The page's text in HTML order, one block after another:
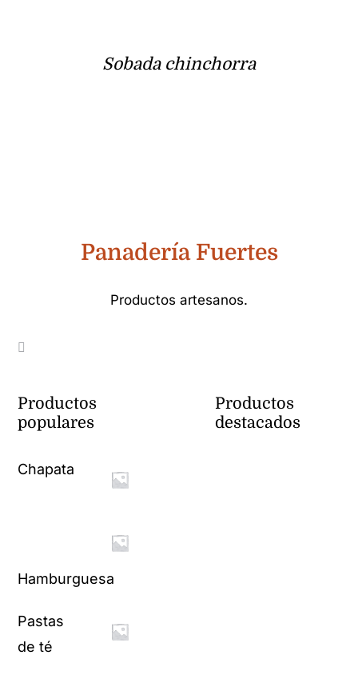
Sobada chinchorra
Panadería Fuertes
Productos artesanos.
Productos
populares
Chapata
Hamburguesa
Pastas
de té
Productos
destacados